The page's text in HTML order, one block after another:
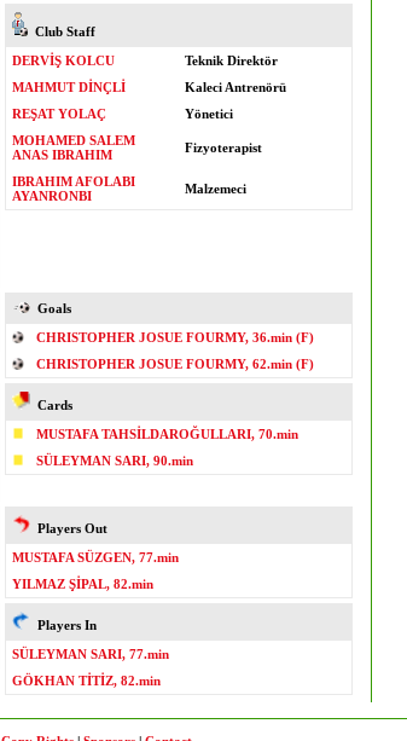
Club Staff
DERVİŞ KOLCU
Teknik Direktör
MAHMUT DİNÇLİ
Kaleci Antrenörü
REŞAT YOLAÇ
Yönetici
MOHAMED SALEM
ANAS IBRAHIM
Fizyoterapist
IBRAHIM AFOLABI
AYANRONBI
Malzemeci
Goals
CHRISTOPHER JOSUE FOURMY, 36.min (F)
CHRISTOPHER JOSUE FOURMY, 62.min (F)
Cards
MUSTAFA TAHSİLDAROĞULLARI, 70.min
SÜLEYMAN SARI, 90.min
Players Out
MUSTAFA SÜZGEN, 77.min
YILMAZ ŞİPAL, 82.min
Players In
SÜLEYMAN SARI, 77.min
GÖKHAN TİTİZ, 82.min